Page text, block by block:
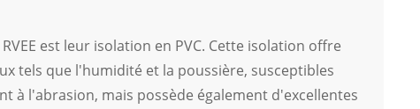
est leur isolation en PVC. Cette isolation offre
tels que l'humidité et la poussière, susceptibles
à l'abrasion, mais possède également d'excellentes